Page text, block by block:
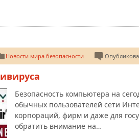
Новости мира безопасности
Безопасность компьютера на
обычных пользователей сети
корпораций, фирм и даже для
обратить внимание на…